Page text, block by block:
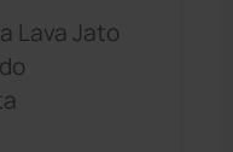
Lava Jato